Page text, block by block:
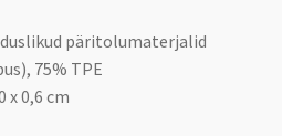
päritolumaterjalid
75% TPE
x 0,6 cm